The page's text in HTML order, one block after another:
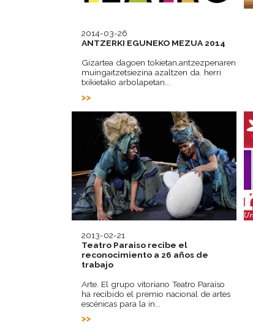
2014-03-26
ANTZERKI EGUNEKO MEZUA 2014
Gizartea dagoen tokietan,antzezpenaren
muingaitzetsiezina azaltzen da. herri
txikietako arbolapetan...
2013-02-21
Teatro Paraiso recibe el
reconocimiento a 26 años de
trabajo
Arte. El grupo vitoriano Teatro Paraíso
ha recibido el premio nacional de artes
escénicas para la in...